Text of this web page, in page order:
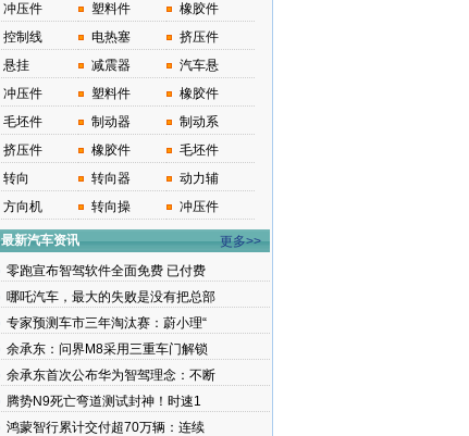
冲压件
塑料件
橡胶件
控制线
电热塞
挤压件
悬挂
减震器
汽车悬
冲压件
塑料件
橡胶件
毛坯件
制动器
制动系
挤压件
橡胶件
毛坯件
转向
转向器
动力辅
方向机
转向操 冲压件
最新汽车资讯
更多>>
零跑宣布智驾软件全面免费 已付费
哪吒汽车，最大的失败是没有把总部
专家预测车市三年淘汰赛：蔚小理“
余承东：问界M8采用三重车门解锁
余承东首次公布华为智驾理念：不断
腾势N9死亡弯道测试封神！时速1
鸿蒙智行累计交付超70万辆：连续